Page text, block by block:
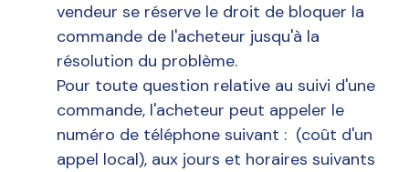
vendeur se réserve le droit de bloquer la
commande de l'acheteur jusqu'à la
résolution du problème.
Pour toute question relative au suivi d'une
commande, l'acheteur peut appeler le
numéro de téléphone suivant : (coût d'un
appel local), aux jours et horaires suivants